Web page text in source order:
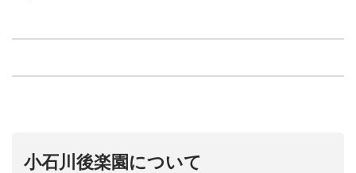
小石川後楽園について